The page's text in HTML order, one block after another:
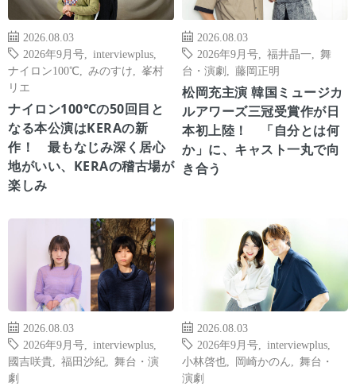
2026.08.03
2026年9月号
interviewplus
ナイロン100℃
みのすけ
峯村
リエ
ナイロン100℃の50回目と
なる本公演はKERAの新
作！ 最もなじみ深く居心
地がいい、KERAの稽古場が
楽しみ
2026.08.03
2026年9月号
福井晶一
舞
台・演劇
藤岡正明
松岡充主演 韓国ミュージカ
ルアワーズ三冠受賞作が日
本初上陸！ 「自分とは何
か」に、キャスト一丸で向
き合う
2026.08.03
2026年9月号
interviewplus
國吉咲貴
福田沙紀
舞台・演
劇
2026.08.03
2026年9月号
interviewplus
小林啓也
岡崎かのん
舞台・
演劇